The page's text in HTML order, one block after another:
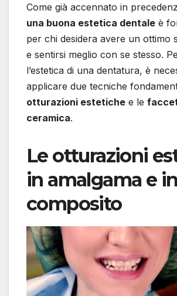
Come già accennato in
una buona estetica dentale è
per chi desidera avere un ottimo
e sentirsi meglio con se stesso.
l’estetica di una dentatura, è
applicare due tecniche
otturazioni estetiche e le
ceramica.
Le otturazioni
in amalgama e in
composito